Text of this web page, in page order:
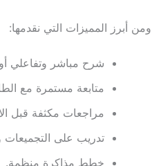
ومن أبرز المميزات التي نقدمها:
شرح مباشر وتفاعلي
متابعة مستمرة مع
مراجعات مكثفة قبل
تدريب على التجميعات
خطط مذاكرة منظمة.